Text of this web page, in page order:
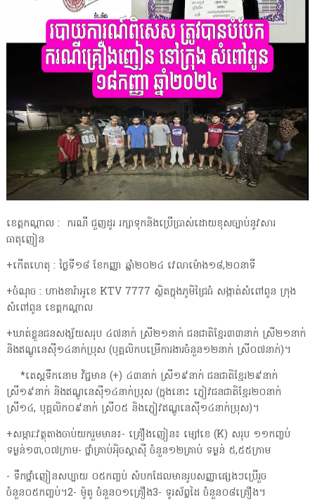
ខេត្តកណ្តាល : ករណី ជួញដូរ រក្សាទុកនិងប្រើប្រាស់ដោយខុសច្បាប់នូវសារ
ធាតុញៀន
+កើតហេតុ : ថ្ងៃទី១៨ ខែកញ្ញា ឆ្នាំ២០២៤ វេលាម៉ោង១៨,២០នាទី
+ចំណុច : ហាងខារ៉ាអូខេ KTV 7777 ស្ថិតក្នុងភូមិជ្រៃធំ សង្កាត់សំពៅពូន ក្រុង
សំពៅពូន ខេត្តកណ្ដាល
+ឃាត់ខ្លួនជនសង្ស័យសរុប ៤៧នាក់ ស្រី២១នាក់ ជនជាតិខ្មែរ៣៣នាក់ ស្រី២១នាក់
និងឥណ្ឌូនេស៉ី១៤នាក់ប្រុស (បុគ្គលិកបម្រើការងារចំនួន១២នាក់ ស្រី០៧នាក់)។
*តេស្តទឹកនោម វិជ្ជមាន (+) ៤៣នាក់ ស្រី១៩នាក់ ជនជាតិខ្មែរ២៩នាក់
ស្រី១៩នាក់ និងឥណ្ឌូនេស៊ី១៤នាក់ប្រុស (ក្នុងនោះ ភ្ញៀវជនជាតិខ្មែរ២០នាក់
ស្រី១៤, បុគ្គលិក០៩នាក់ ស្រី០៥ និងភ្ញៀវឥណ្ឌូនេស៊ី១៤នាក់ប្រុស)។
+សម្ភារៈវត្ថុតាងចាប់យករួមមាន៖- គ្រឿងញៀន៖ ម្សៅខេ (K) សរុប ១១កញ្ចប់
ទម្ងន់១៣,០៧ក្រាម- ថ្នាំគ្រាប់អ៉ិចស្តាស៊ី ចំនួន១២គ្រាប់ ទម្ងន់ ៥,៥៥ក្រាម
- ទឹកថ្នាំញៀនសប្បាយ ០៥កញ្ចប់ សំបកដែលមានរូបសញ្ញាផ្សេងៗប្រើរួច
ចំនួន០៥កញ្ចប់។2- ម៉ូតូ ចំនួន០១គ្រឿង3- ទូរស័ព្ទដៃ ចំនួន០៨គ្រឿង។